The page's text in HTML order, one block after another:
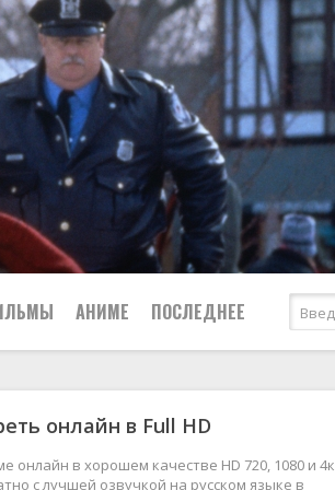
Мелодрамы
Приключения
АНИМЕ ПОСЛЕДНЕЕ
2024
онлайн в Full HD
онлайн в хорошем качестве HD 720, 1080 и 4к
с лучшей озвучкой на русском языке в